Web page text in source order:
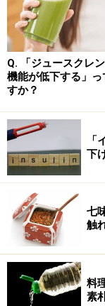
それでは小麦粉
ょうか。小麦粉
いう2種類のた
小麦粉をこねる
状に絡み合って
す。この時でき
粉などの種類が
余談ではありま
うものが流行し
チ選手がグルテ
よく知られてい
食品のトップ3
選手はこの小麦
テンアレルギー
Q. 「ジュースクレ
機能が低下する」
すか？
下
七
触
料
素